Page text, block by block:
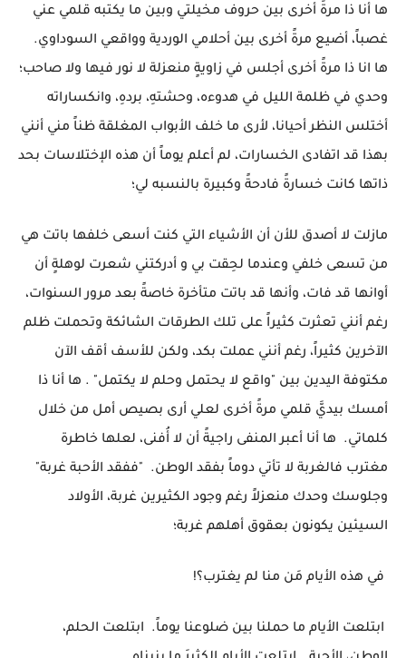
ها أنا ذا مرةً أخرى بين حروف مخيلتي وبين ما يكتبه قلمي عني
غصباً، أضيع مرةً أخرى بين أحلامي الوردية وواقعي السوداوي.
ها انا ذا مرةً أخرى أجلس في زاويةٍ منعزلة لا نور فيها ولا صاحب؛
وحدي في ظلمة الليل في هدوءه، وحشتهِ، بردهِ، وانكساراته
أختلس النظر أحيانا، لأرى ما خلف الأبواب المغلقة ظناً مني أنني
بهذا قد اتفادى الخسارات، لم أعلم يوماً أن هذه الإختلاسات بحد
ذاتها كانت خسارةً فادحةً وكبيرة بالنسبه لي؛
مازلت لا أصدق للأن أن الأشياء التي كنت أسعى خلفها باتت هي
من تسعى خلفي وعندما لحِقت بي و أدركتني شعرت لوهلةٍ أن
أوانها قد فات، وأنها قد باتت متأخرة خاصةً بعد مرور السنوات،
رغم أنني تعثرت كثيراً على تلك الطرقات الشائكة وتحملت ظلم
الآخرين كثيراً، رغم أنني عملت بكد، ولكن للأسف أقف الآن
مكتوفة اليدين بين "واقع لا يحتمل وحلم لا يكتمل" . ها أنا ذا
أمسك بيديَّ قلمي مرةً أخرى لعلي أرى بصيص أمل من خلال
كلماتي. ها أنا أعبر المنفى راجيةً أن لا أُفنى، لعلها خاطرة
مغترب فالغربة لا تأتي دوماً بفقد الوطن. "ففقد الأحبة غربة"
وجلوسك وحدك منعزلاً رغم وجود الكثيرين غربة، الأولاد
السيئين يكونون بعقوق أهلهم غربة؛
في هذه الأيام مَن منا لم يغترب؟!
ابتلعت الأيام ما حملنا بين ضلوعنا يوماً. ابتلعت الحلم،